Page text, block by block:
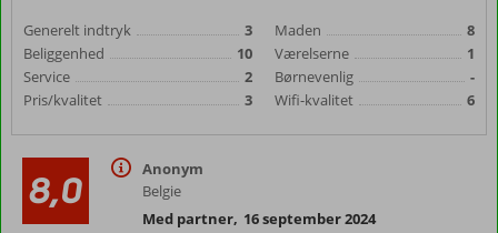
Generelt indtryk
3
Beliggenhed
10
Service
2
Pris/kvalitet
3
Maden
8
Værelserne
1
Børnevenlig
-
Wifi-kvalitet
6
8,0
Anonym
Belgie
Med partner, 16 september 2024